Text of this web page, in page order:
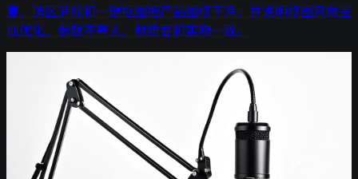
复、选区消除和一键抠图把产品图修干净，并说明修图只做呈
现优化、参数不夸大、材质要和实物一致。